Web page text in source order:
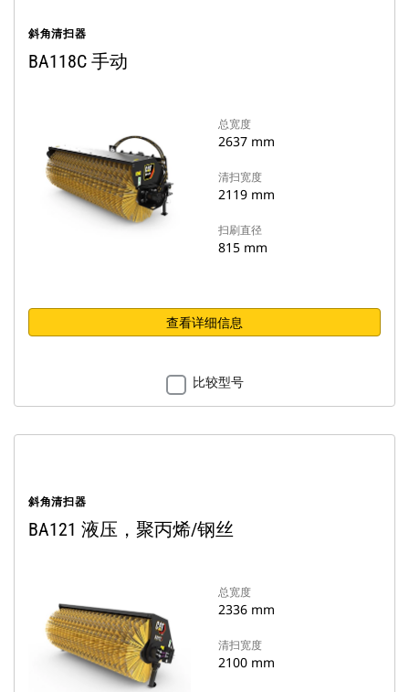
斜角清扫器
BA118C 手动
总宽度
2637 mm
清扫宽度
2119 mm
扫刷直径
815 mm
查看详细信息
比较型号
斜角清扫器
BA121 液压，聚丙烯/钢丝
总宽度
2336 mm
清扫宽度
2100 mm